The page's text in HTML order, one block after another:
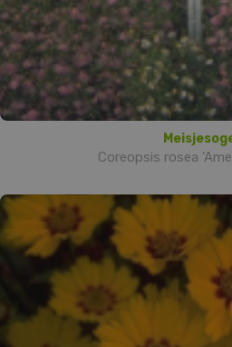
Coreopsis rosea